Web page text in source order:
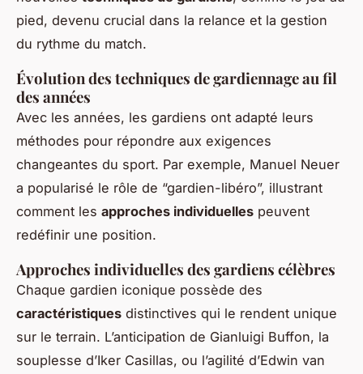
pied, devenu crucial dans la relance et la gestion
du rythme du match.
Évolution des techniques de gardiennage au fil
des années
Avec les années, les gardiens ont adapté leurs
méthodes pour répondre aux exigences
changeantes du sport. Par exemple, Manuel Neuer
a popularisé le rôle de “gardien-libéro”, illustrant
comment les approches individuelles peuvent
redéfinir une position.
Approches individuelles des gardiens célèbres
Chaque gardien iconique possède des
caractéristiques distinctives qui le rendent unique
sur le terrain. L’anticipation de Gianluigi Buffon, la
souplesse d’Iker Casillas, ou l’agilité d’Edwin van